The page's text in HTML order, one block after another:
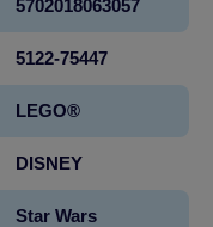
5702018063057
5122-75447
LEGO®
DISNEY
Star Wars